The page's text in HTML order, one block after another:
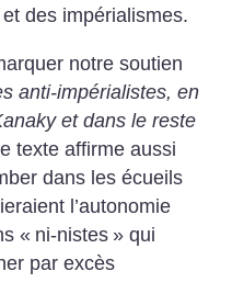
des impérialismes.
notre soutien
anti-impérialistes, en
et dans le reste
texte affirme aussi
dans les écueils
l’autonomie
« ni-nistes » qui
par excès